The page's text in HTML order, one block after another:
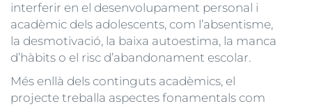
interferir en el desenvolupament personal i
acadèmic dels adolescents, com l’absentisme,
la desmotivació, la baixa autoestima, la manca
d’hàbits o el risc d’abandonament escolar.
Més enllà dels continguts acadèmics, el
projecte treballa aspectes fonamentals com